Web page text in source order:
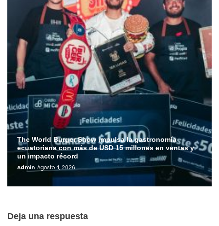
The World Burger Show impulsa la gastronomía
ecuatoriana con más de USD 15 millones en ventas y
un impacto récord
Admin Agosto 4, 2026
Deja una respuesta